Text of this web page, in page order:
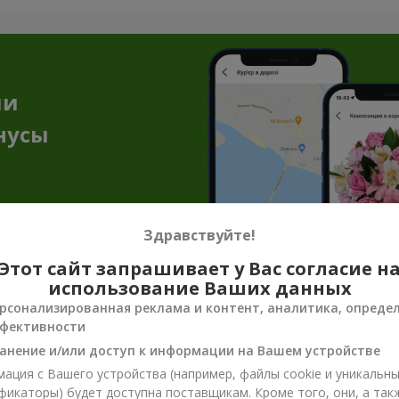
в г. Днепр — изысканность,
соединенные в невероятной цветочной композиции.
для взрослой эстетики, который точно понравится зрелым
что символизирует бордовая
Здравствуйте!
Этот сайт запрашивает у Вас согласие на
использование Ваших данных
реклама и контент, аналитика,
и/или доступ к информации на Вашем устройстве
с Вашего устройства (например, файлы cookie и
будет доступна поставщикам. Кроме того, они, а